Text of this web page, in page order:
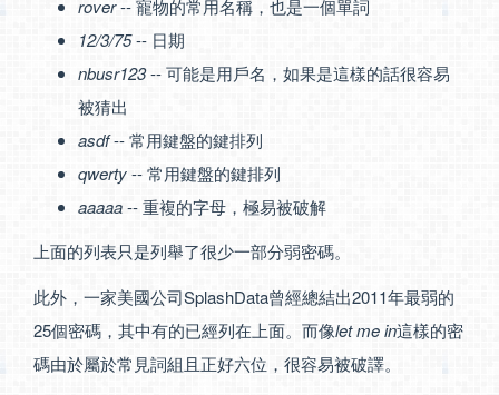
rover-- 寵物的常用名稱，也是一個單詞
12/3/75-- 日期
nbusr123-- 可能是用戶名，如果是這樣的話很容易
被猜出
asdf-- 常用鍵盤的鍵排列
qwerty-- 常用鍵盤的鍵排列
aaaaa-- 重複的字母，極易被破解
上面的列表只是列舉了很少一部分弱密碼。
此外，一家美國公司SplashData曾經總結出2011年最弱的
25個密碼，其中有的已經列在上面。而像let me in這樣的密
碼由於屬於常見詞組且正好六位，很容易被破譯。